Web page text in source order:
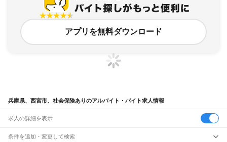
アプリを無料ダウンロード
兵庫県、西宮市、社会保険ありのアルバイト・バイト求人情報
求人の詳細を表示
条件を追加・変更して検索